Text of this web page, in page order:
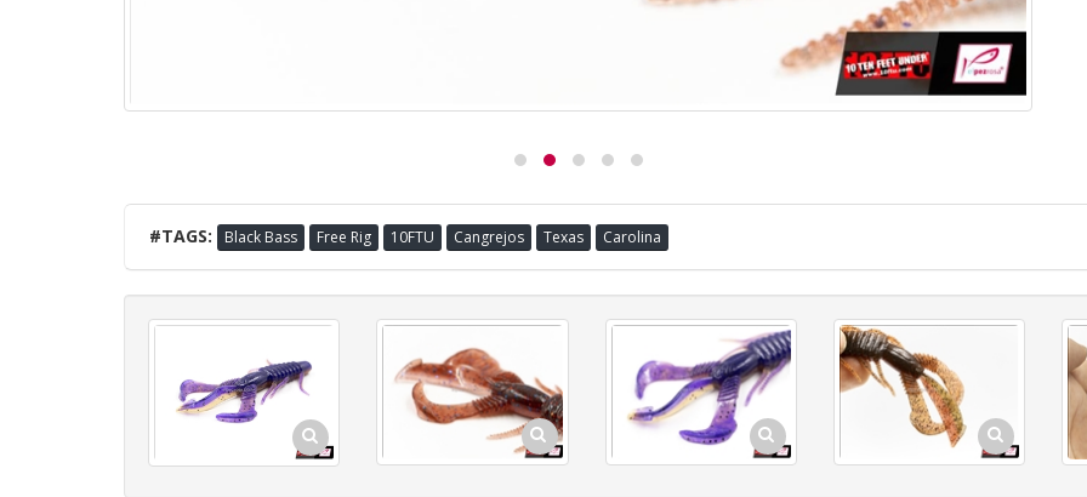
#TAGS: Black Bass Free Rig 10FTU Cangrejos Texas Carolina